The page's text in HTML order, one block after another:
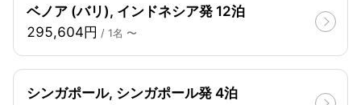
ベノア (バリ), インドネシア発 12泊
295,604円 / 1名 〜
シンガポール, シンガポール発 4泊